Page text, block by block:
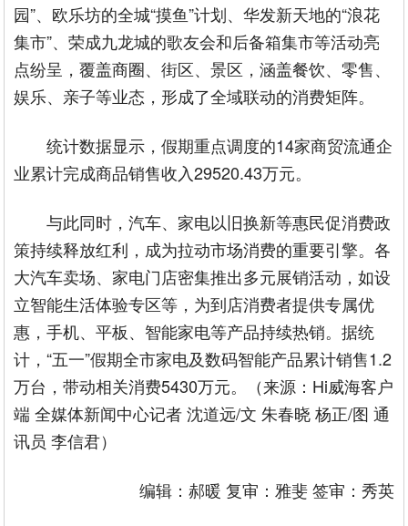
园”、欧乐坊的全城“摸鱼”计划、华发新天地的“浪花
集市”、荣成九龙城的歌友会和后备箱集市等活动亮
点纷呈，覆盖商圈、街区、景区，涵盖餐饮、零售、
娱乐、亲子等业态，形成了全域联动的消费矩阵。
统计数据显示，假期重点调度的14家商贸流通企
业累计完成商品销售收入29520.43万元。
与此同时，汽车、家电以旧换新等惠民促消费政
策持续释放红利，成为拉动市场消费的重要引擎。各
大汽车卖场、家电门店密集推出多元展销活动，如设
立智能生活体验专区等，为到店消费者提供专属优
惠，手机、平板、智能家电等产品持续热销。据统
计，“五一”假期全市家电及数码智能产品累计销售1.2
万台，带动相关消费5430万元。（来源：Hi威海客户
端 全媒体新闻中心记者 沈道远/文 朱春晓 杨正/图 通
讯员 李信君）
编辑：郝暖 复审：雅斐 签审：秀英